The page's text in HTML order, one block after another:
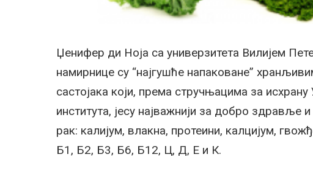
Џенифер ди Ноја са универзитета Вилијем
намирнице су “најгушће напаковане”
састојака који, према стручњацима за
института, јесу најважнији за добро
рак: калијум, влакна, протеини, калцијум,
Б1, Б2, Б3, Б6, Б12, Ц, Д, Е и К.